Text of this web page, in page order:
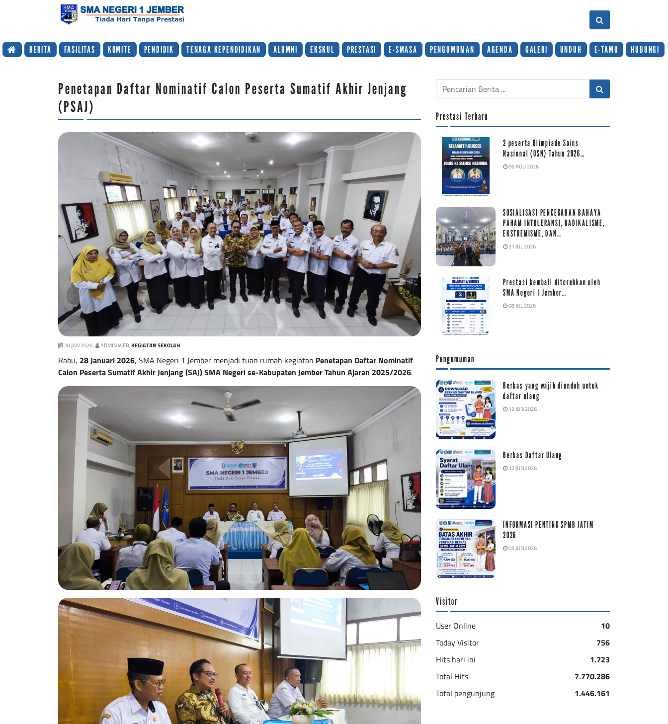
BERITA
FASILITAS KOMITE PENDIDIK TENAGA KEPENDIDIKAN ALUMNI EKSKUL PRESTASI E-SMASA PENGUMUMAN AGENDA GALERI UNDUH E-TAMU HUBUNGI
Penetapan Daftar Nominatif Calon Peserta Sumatif Akhir Jenjang
(PSAJ)
28 JAN 2026 , ADMIN WEB,KEGIATAN SEKOLAH
Rabu, 28 Januari 2026, SMA Negeri 1 Jember menjadi tuan rumah kegiatan Penetapan Daftar Nominatif
Calon Peserta Sumatif Akhir Jenjang (SAJ) SMA Negeri se-Kabupaten Jember Tahun Ajaran 2025/2026.
Prestasi Terbaru
2 peserta Olimpiade Sains
Nasional (OSN) Tahun 2026…
06 AGU 2026
SOSIALISASI PENCEGAHAN BAHAYA
PAHAM INTOLERANSI, RADIKALISME,
EKSTREMISME, DAN…
21 JUL 2026
Prestasi kembali ditorehkan oleh
SMA Negeri 1 Jember…
08 JUL 2026
Pengumuman
Berkas yang wajib diunduh untuk
daftar ulang
12 JUN 2026
Berkas Daftar Ulang
12 JUN 2026
INFORMASI PENTING SPMB JATIM
2026
05 JUN 2026
Visitor
User Online
10
Today Visitor
756
Hits hari ini
1.723
Total Hits
7.770.286
Total pengunjung
1.446.161